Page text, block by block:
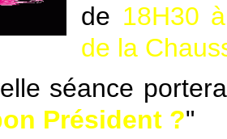
de 18H30
de la
séance
Président ?"